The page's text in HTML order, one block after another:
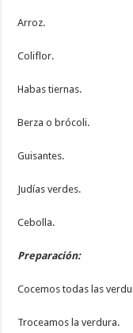
Arroz.
Coliflor.
Habas tiernas.
Berza o brócoli.
Guisantes.
Judías verdes.
Cebolla.
Preparación:
Cocemos todas las
Troceamos la verdura.